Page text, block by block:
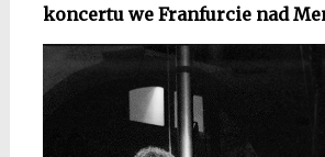
koncertu we Franfurcie nad